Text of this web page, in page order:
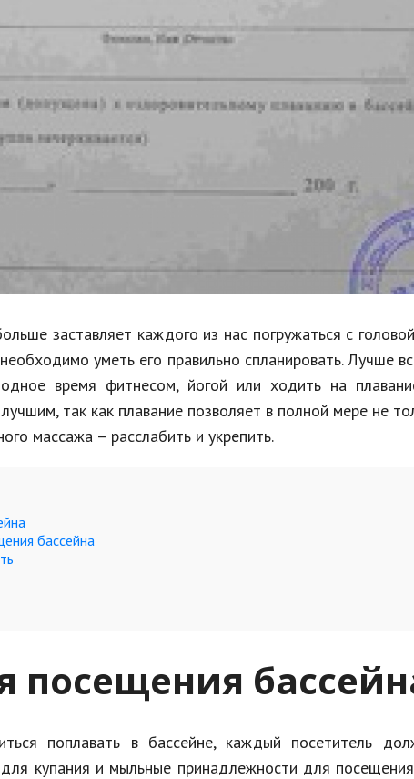
Работа и бизнес
Еда и напитки
заставляет каждого из нас погружаться с
уметь его правильно спланировать. Лучше
время фитнесом, йогой или ходить на
так как плавание позволяет в полной мере не
массажа – расслабить и укрепить.
бассейна
посещения
поплавать в бассейне, каждый посетитель
для купания и мыльные принадлежности для